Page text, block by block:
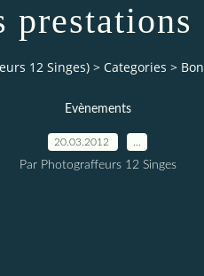
12 Singes) > Categories >
Evènements
20.03.2012
Par Photograffeurs 12 Singes